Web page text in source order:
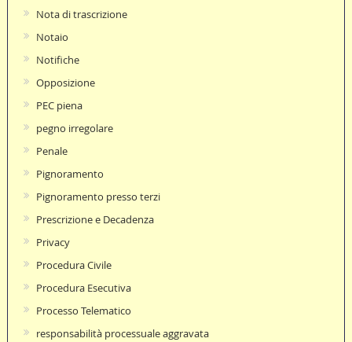
Nota di trascrizione
Notaio
Notifiche
Opposizione
PEC piena
pegno irregolare
Penale
Pignoramento
Pignoramento presso terzi
Prescrizione e Decadenza
Privacy
Procedura Civile
Procedura Esecutiva
Processo Telematico
responsabilità processuale aggravata